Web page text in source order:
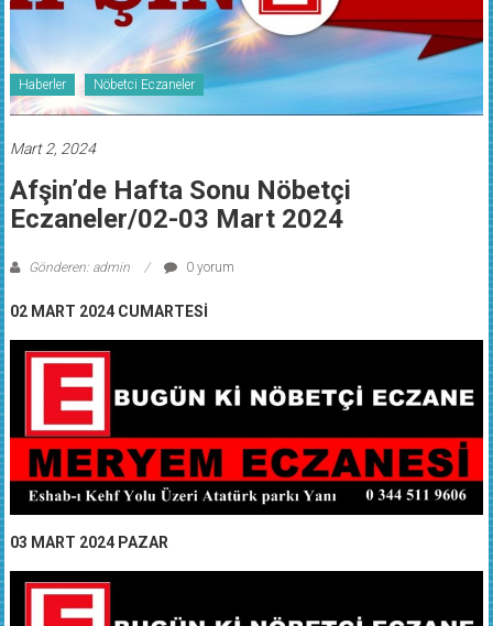
Haberler Nöbetci Eczaneler
Mart 2, 2024
Afşin’de Hafta Sonu Nöbetçi
Eczaneler/02-03 Mart 2024
Gönderen: admin 0 yorum
02 MART 2024 CUMARTESİ
03 MART 2024 PAZAR